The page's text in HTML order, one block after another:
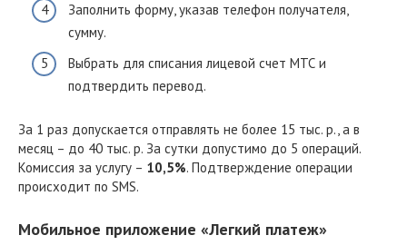
Заполнить форму, указав телефон получателя,
сумму.
Выбрать для списания лицевой счет МТС и
подтвердить перевод.
За 1 раз допускается отправлять не более 15 тыс. р., а в
месяц – до 40 тыс. р. За сутки допустимо до 5 операций.
Комиссия за услугу – 10,5%. Подтверждение операции
происходит по SMS.
Мобильное приложение «Легкий платеж»